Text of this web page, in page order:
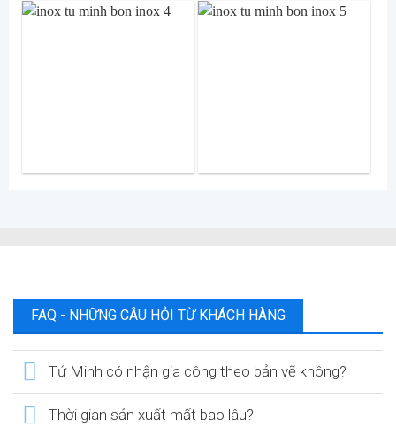
FAQ - NHỮNG CÂU HỎI TỪ KHÁCH HÀNG
Tứ Minh có nhận gia công theo bản vẽ không?
Thời gian sản xuất mất bao lâu?